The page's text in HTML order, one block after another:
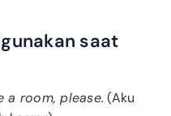
saat
a room, please. (Aku